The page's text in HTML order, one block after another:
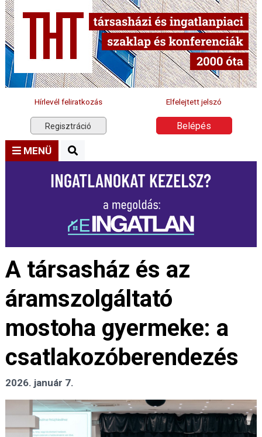
Hírlevél feliratkozás Elfelejtett jelszó
Regisztráció Belépés
MENÜ
A társasház és az
áramszolgáltató
mostoha gyermeke: a
csatlakozóberendezés
2026. január 7.